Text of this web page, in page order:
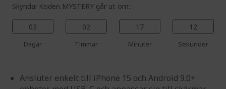
Skynda! Koden MYSTERY går ut om:
03
Dagar
02
Timmar
17
Minuter
11
Sekunder
Ansluter enkelt till iPhone 15 och Android 9.0+